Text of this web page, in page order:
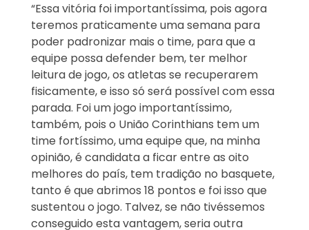
“Essa vitória foi importantíssima, pois agora
teremos praticamente uma semana para
poder padronizar mais o time, para que a
equipe possa defender bem, ter melhor
leitura de jogo, os atletas se recuperarem
fisicamente, e isso só será possível com essa
parada. Foi um jogo importantíssimo,
também, pois o União Corinthians tem um
time fortíssimo, uma equipe que, na minha
opinião, é candidata a ficar entre as oito
melhores do país, tem tradição no basquete,
tanto é que abrimos 18 pontos e foi isso que
sustentou o jogo. Talvez, se não tivéssemos
conseguido esta vantagem, seria outra